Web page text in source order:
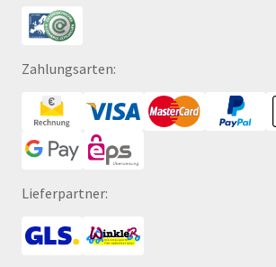
Zahlungsarten:
Lieferpartner: